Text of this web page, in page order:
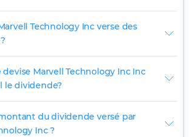
Technology Inc verse des
devise Marvell Technology Inc Inc
le dividende?
du dividende versé par
Inc ?